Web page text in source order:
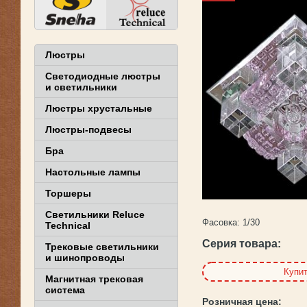
Фасовка: 1/30
Серия товара:
Люстры
Светодиодные люстры
и светильники
Люстры хрустальные
Люстры-подвесы
Бра
Настольные лампы
Торшеры
Светильники Reluce
Technical
Трековые светильники
и шинопроводы
Магнитная трековая
система